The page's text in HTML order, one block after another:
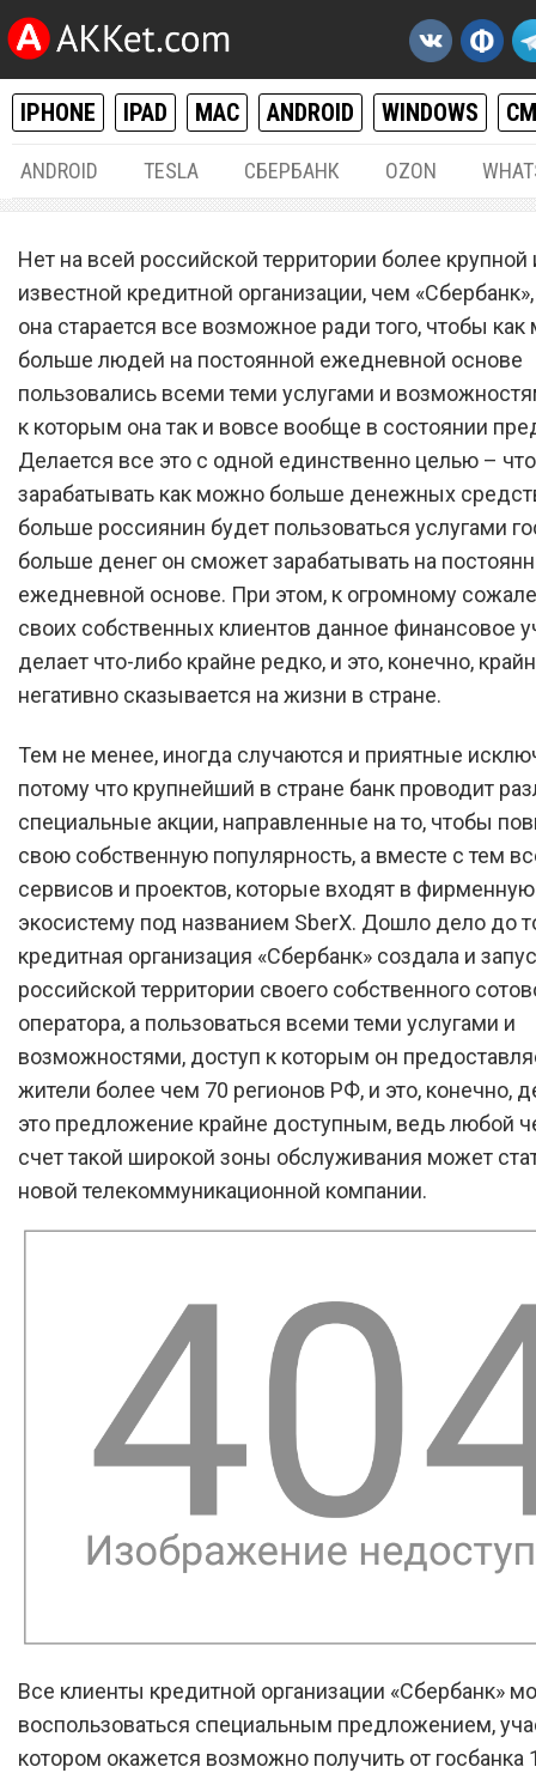
IPHONE IPAD MAC ANDROID WINDOWS
ANDROID TESLA СБЕРБАНК OZON
«Сбербанк» выплатил по
рублей всем клиентам
Нет на всей российской территории более крупной
известной кредитной организации, чем
она старается все возможное ради того, чтобы
больше людей на постоянной ежедневной основе
пользовались всеми теми услугами и
к которым она так и вовсе вообще в состоянии
Делается все это с одной единственно целью –
зарабатывать как можно больше денежных
больше россиянин будет пользоваться услугами
больше денег он сможет зарабатывать на
ежедневной основе. При этом, к огромному
своих собственных клиентов данное финансовое
делает что-либо крайне редко, и это, конечно,
негативно сказывается на жизни в стране.
Тем не менее, иногда случаются и приятные
потому что крупнейший в стране банк проводит
специальные акции, направленные на то, чтобы
свою собственную популярность, а вместе с тем
сервисов и проектов, которые входят в фирменную
экосистему под названием SberX. Дошло дело до
кредитная организация «Сбербанк» создала и
российской территории своего собственного
оператора, а пользоваться всеми теми услугами и
возможностями, доступ к которым он
жители более чем 70 регионов РФ, и это, конечно,
это предложение крайне доступным, ведь любой
счет такой широкой зоны обслуживания может
новой телекоммуникационной компании.
Все клиенты кредитной организации «Сбербанк»
воспользоваться специальным предложением,
котором окажется возможно получить от госбанка